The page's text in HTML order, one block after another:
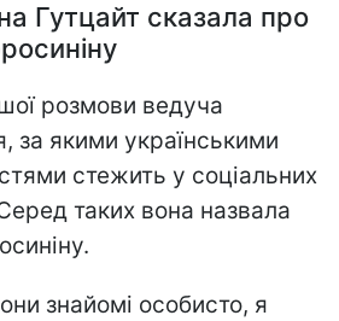
Гутцайт сказала про
розмови ведуча
за якими українськими
стежить у соціальних
таких вона назвала
знайомі особисто, я